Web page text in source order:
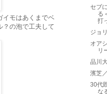
イモはあくまでベ
？の泡で工夫して
セブ
る
打
ジョ
オア
リ
品川
濱芝
30代
な